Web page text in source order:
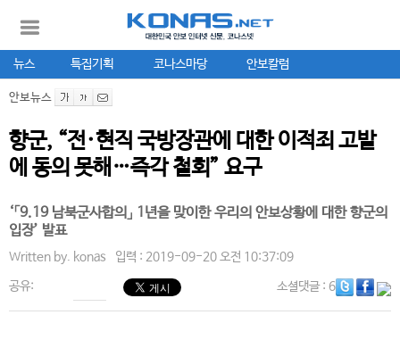
뉴스 특집기획 코나스마당 안보칼럼
안보뉴스
향군, “전·현직 국방장관에 대한 이적죄 고발
에 동의 못해…즉각 철회” 요구
‘「9.19 남북군사합의」 1년을 맞이한 우리의 안보상황에 대한 향군의
입장’ 발표
Written by. konas 입력 : 2019-09-20 오전 10:37:09
공유: 소셜댓글: 6